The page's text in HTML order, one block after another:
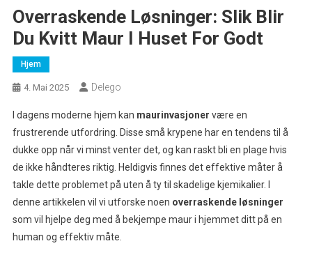
Overraskende Løsninger: Slik Blir
Du Kvitt Maur I Huset For Godt
Hjem
4. Mai 2025 Delego
I dagens moderne hjem kan maurinvasjoner være en
frustrerende utfordring. Disse små krypene har en tendens til å
dukke opp når vi minst venter det, og kan raskt bli en plage hvis
de ikke håndteres riktig. Heldigvis finnes det effektive måter å
takle dette problemet på uten å ty til skadelige kjemikalier. I
denne artikkelen vil vi utforske noen overraskende løsninger
som vil hjelpe deg med å bekjempe maur i hjemmet ditt på en
human og effektiv måte.